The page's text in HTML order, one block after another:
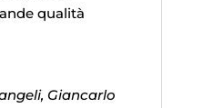
qualità
Giancarlo